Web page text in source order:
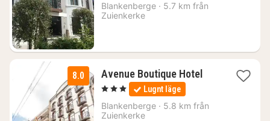
1885
Blankenberge · 5.7 km från
Zuienkerke
8.0 Avenue Boutique Hotel1
1140
, 3 Stjärnor Lugnt läge
Blankenberge · 5.8 km från
Zuienkerke